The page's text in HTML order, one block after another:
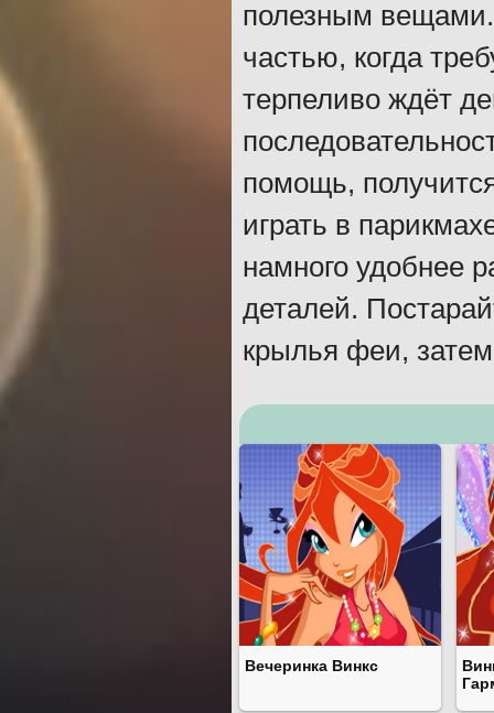
полезным вещами.
частью, когда
терпеливо ждёт
помощь,
играть в
намного удобнее
деталей.
крылья феи, затем
Вечеринка Винкс